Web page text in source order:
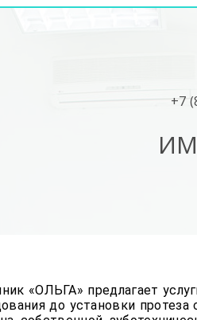
+7
«ОЛЬГА» предлагает
до установки